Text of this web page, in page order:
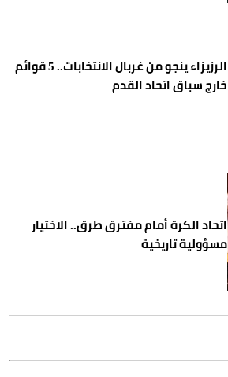
الرزيزاء ينجو من غربال الانتخابات.. 5 قوائم
خارج سباق اتحاد القدم
اتحاد الكرة أمام مفترق طرق.. الاختيار
مسؤولية تاريخية